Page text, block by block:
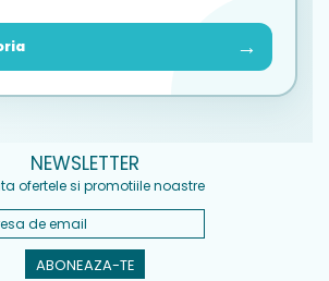
→
NEWSLETTER
ofertele si promotiile noastre